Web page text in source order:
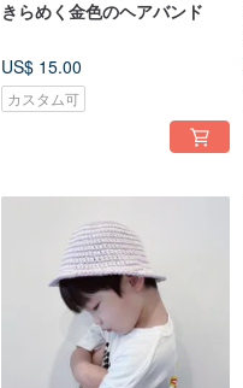
きらめく金色のヘアバンド
US$ 15.00
カスタム可